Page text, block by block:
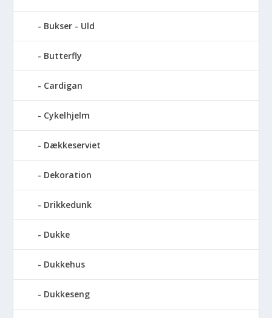
Bukser - Uld
Butterfly
Cardigan
Cykelhjelm
Dækkeserviet
Dekoration
Drikkedunk
Dukke
Dukkehus
Dukkeseng